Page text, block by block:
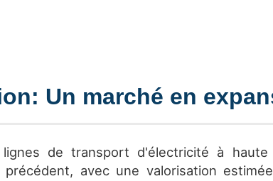
Un marché en
de transport d'électricité à
précédent, avec une valorisation